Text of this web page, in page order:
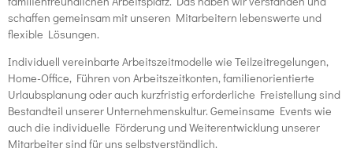
schaffen gemeinsam mit unseren Mitarbeitern lebenswerte und
flexible Lösungen.
Individuell vereinbarte Arbeitszeitmodelle wie Teilzeitregelungen,
Home-Office, Führen von Arbeitszeitkonten, familienorientierte
Urlaubsplanung oder auch kurzfristig erforderliche Freistellung sind
Bestandteil unserer Unternehmenskultur. Gemeinsame Events wie
auch die individuelle Förderung und Weiterentwicklung unserer
Mitarbeiter sind für uns selbstverständlich.